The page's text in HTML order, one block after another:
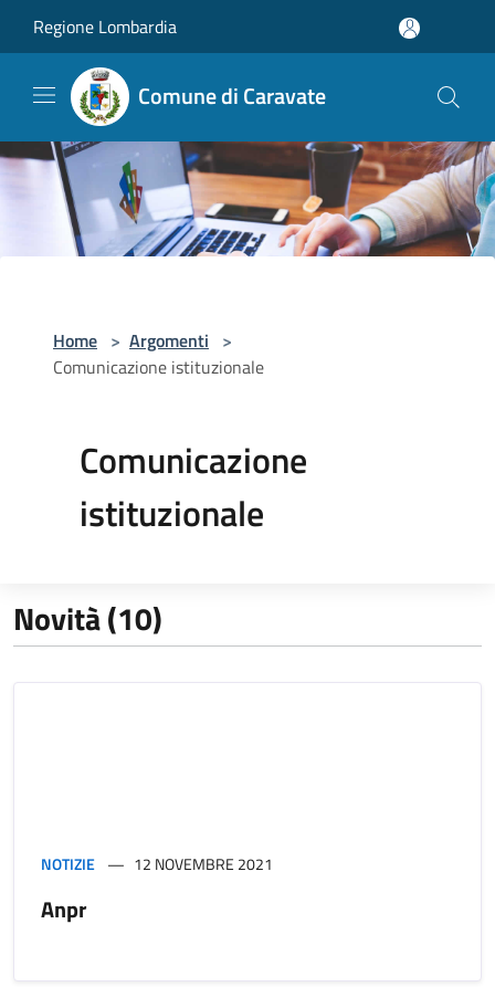
Regione Lombardia
Comune di Caravate
Home > Argomenti >
Comunicazione istituzionale
Comunicazione
istituzionale
Novità (10)
NOTIZIE 12 NOVEMBRE 2021
Anpr